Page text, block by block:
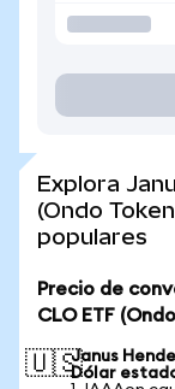
Explora
(Ondo
populares
Precio de
CLO ETF
🇺🇸Janus
Dólar